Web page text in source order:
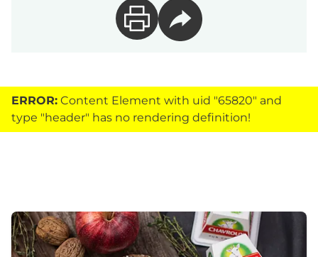
ERROR: Content Element with uid "65820" and
type "header" has no rendering definition!